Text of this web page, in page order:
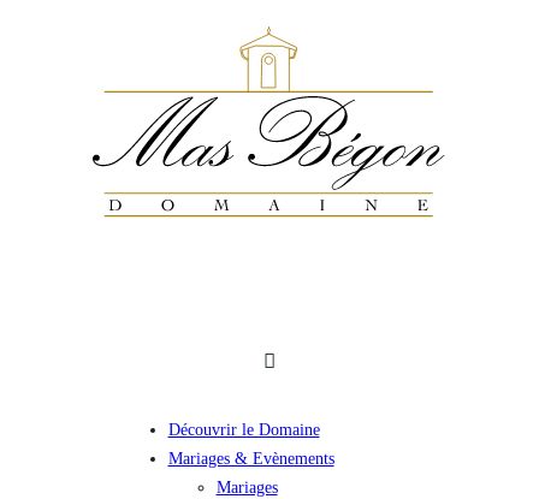
Découvrir le Domaine
Mariages & Evènements
Mariages